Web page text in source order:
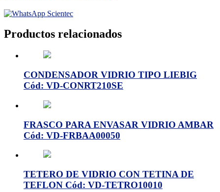
Productos relacionados
CONDENSADOR VIDRIO TIPO LIEBIG
Cód: VD-CONRT210SE
FRASCO PARA ENVASAR VIDRIO AMBAR
Cód: VD-FRBAA00050
TETERO DE VIDRIO CON TETINA DE
TEFLON Cód: VD-TETRO10010